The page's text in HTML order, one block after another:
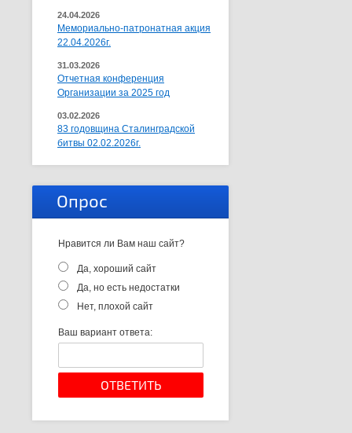
24.04.2026
Мемориально-патронатная акция
22.04.2026г.
31.03.2026
Отчетная конференция
Организации за 2025 год
03.02.2026
83 годовщина Сталинградской
битвы 02.02.2026г.
Опрос
Нравится ли Вам наш сайт?
Да, хороший сайт
Да, но есть недостатки
Нет, плохой сайт
Ваш вариант ответа: